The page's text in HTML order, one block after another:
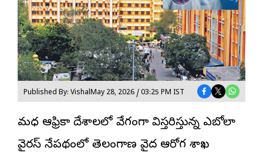
Published By: VishalMay 28, 2026 / 03:25 PM IST
మధ్య ఆఫ్రికా దేశాలలో వేగంగా విస్తరిస్తున్న ఎబోలా
వైరస్ నేపథ్యంలో తెలంగాణ వైద్య ఆరోగ్య శాఖ